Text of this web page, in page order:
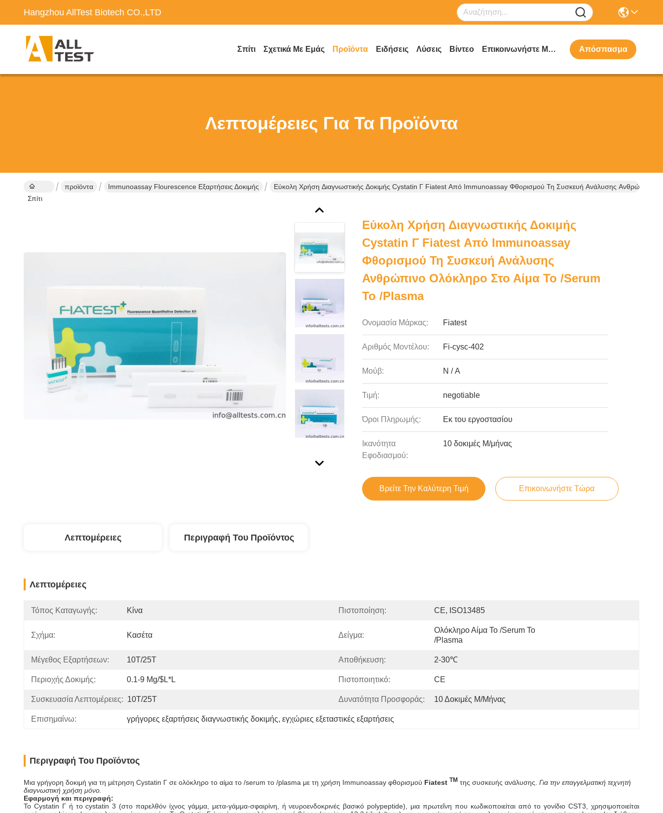
Hangzhou AllTest Biotech CO.,LTD
Σπίτι Σχετικά Με Εμάς Προϊόντα Ειδήσεις Λύσεις Βίντεο Επικοινωνήστε Μαζί Μας Απόσπασμα
Λεπτομέρειες Για Τα Προϊόντα
Σπίτι
προϊόντα Immunoassay Flourescence Εξαρτήσεις Δοκιμής Εύκολη Χρήση Διαγνωστικής Δοκιμής Cystatin Γ Fiatest Από Immunoassay Φθορισμού Τη Συσκευή Ανάλυσης Ανθρώπινο
Εύκολη Χρήση Διαγνωστικής Δοκιμής
Cystatin Γ Fiatest Από Immunoassay
Φθορισμού Τη Συσκευή Ανάλυσης
Ανθρώπινο Ολόκληρο Στο Αίμα Το /serum
Το /plasma
Ονομασία Μάρκας: Fiatest
Αριθμός Μοντέλου: Fi-cysc-402
Μούβ: N / A
Τιμή: negotiable
Όροι Πληρωμής: Εκ του εργοστασίου
Ικανότητα
Εφοδιασμού:
10 δοκιμές Μ/μήνας
Βρείτε Την Καλύτερη Τιμή Επικοινωνήστε Τώρα
Λεπτομέρειες Περιγραφή Του Προϊόντος
Λεπτομέρειες
Τόπος Καταγωγής: Κίνα Πιστοποίηση: CE, ISO13485
Σχήμα: Κασέτα Δείγμα:
Ολόκληρο Αίμα Το /Serum Το
/Plasma
Μέγεθος Εξαρτήσεων: 10T/25T Αποθήκευση: 2-30℃
Περιοχής Δοκιμής: 0.1-9 Mg/$l*l Πιστοποιητικό: CE
Συσκευασία Λεπτομέρειες: 10T/25T Δυνατότητα Προσφοράς: 10 Δοκιμές Μ/μήνας
Επισημαίνω: γρήγορες εξαρτήσεις διαγνωστικής δοκιμής, εγχώριες εξεταστικές εξαρτήσεις
Περιγραφή Του Προϊόντος
Μια γρήγορη δοκιμή για τη μέτρηση Cystatin Γ σε ολόκληρο το αίμα το /serum το /plasma με τη χρήση Immunoassay φθορισμού Fiatest TM της συσκευής ανάλυσης. Για την επαγγελματική τεχνητή
διαγνωστική χρήση μόνο.
Εφαρμογή και περιγραφή:
Το Cystatin Γ ή το cystatin 3 (στο παρελθόν ίχνος γάμμα, μετα-γάμμα-σφαιρίνη, ή νευροενδοκρινές βασικό polypeptide), μια πρωτεΐνη που κωδικοποιείται από το γονίδιο CST3, χρησιμοποιείται